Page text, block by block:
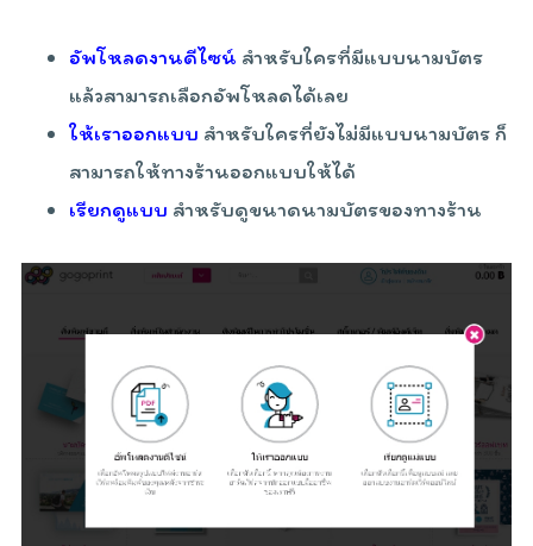
อัพโหลดงานดีไซน์ สำหรับใครที่มีแบบนามบัตร
แล้วสามารถเลือกอัพโหลดได้เลย
ให้เราออกแบบ สำหรับใครที่ยังไม่มีแบบนามบัตร ก็
สามารถให้ทางร้านออกแบบให้ได้
เรียกดูแบบ สำหรับดูขนาดนามบัตรของทางร้าน